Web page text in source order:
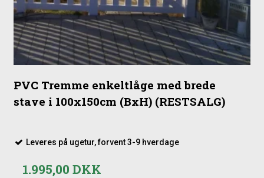
PVC Tremme enkeltlåge med brede
stave i 100x150cm (BxH) (RESTSALG)
Leveres på ugetur, forvent 3-9 hverdage
1.995,00 DKK